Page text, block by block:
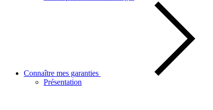
Connaître mes garanties
Présentation